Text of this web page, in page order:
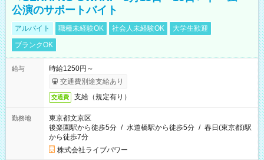
公演のサポートバイト
アルバイト 職種未経験OK 社会人未経験OK
大学生歓迎
ブランクOK
給与
時給1250円～
交通費別途支給あり
交通費 支給（規定有り）
勤務地
東京都文京区
後楽園駅から徒歩5分 / 水道橋駅から徒歩5分 / 春日(東京都)駅
から徒歩7分
株式会社ライブパワー